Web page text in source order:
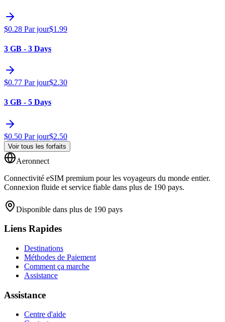
$0.28 Par jour$1.99
3 GB - 3 Days
$0.77 Par jour$2.30
3 GB - 5 Days
$0.50 Par jour$2.50
Voir tous les forfaits
Aeronnect
Connectivité eSIM premium pour les voyageurs du monde entier.
Connexion fluide et service fiable dans plus de 190 pays.
Disponible dans plus de 190 pays
Liens Rapides
Destinations
Méthodes de Paiement
Comment ça marche
Assistance
Assistance
Centre d'aide